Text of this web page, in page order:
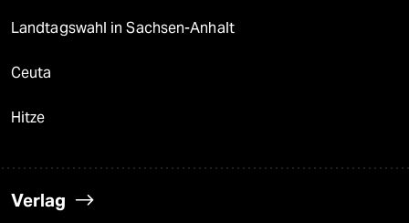
Landtagswahl in Sachsen-Anhalt
Ceuta
Hitze
Verlag